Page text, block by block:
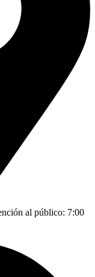
al público: 7:00